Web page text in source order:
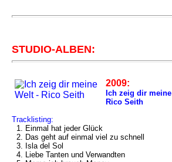
STUDIO-ALBEN:
2009:
Ich zeig dir
Rico Seith
Tracklisting:
1. Einmal hat jeder Glück
2. Das geht auf einmal viel zu schnell
3. Isla del Sol
4. Liebe Tanten und Verwandten